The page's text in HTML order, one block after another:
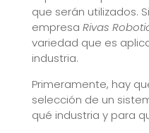
que serán utilizados.
empresa Rivas
variedad que es
industria.
Primeramente, hay
selección de un
qué industria y para